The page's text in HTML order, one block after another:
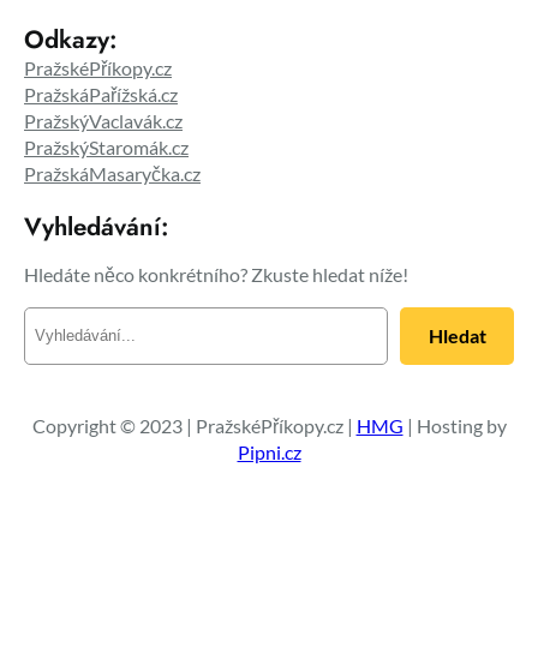
Odkazy:
PražskéPříkopy.cz
PražskáPařížská.cz
PražskýVaclavák.cz
PražskýStaromák.cz
PražskáMasaryčka.cz
Vyhledávání:
Hledáte něco konkrétního? Zkuste hledat níže!
e
a
t
Hledat
Copyright © 2023 | PražskéPříkopy.cz | HMG | Hosting by
Pipni.cz